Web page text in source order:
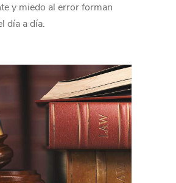
y miedo al error forman
día a día.